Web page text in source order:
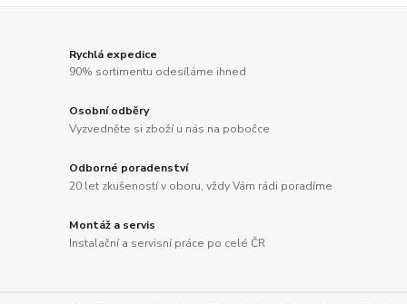
Rychlá expedice
90% sortimentu odesíláme ihned
Osobní odběry
Vyzvedněte si zboží u nás na pobočce
Odborné poradenství
20 let zkušeností v oboru, vždy Vám rádi poradíme
Montáž a servis
Instalační a servisní práce po celé ČR